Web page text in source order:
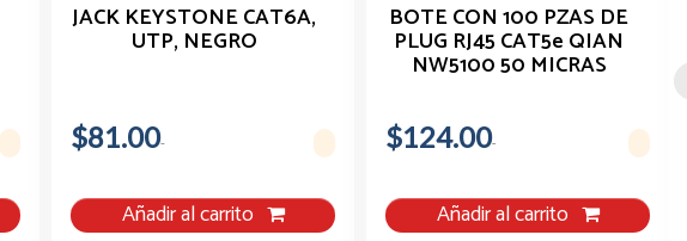
JACK KEYSTONE CAT6A,
UTP, NEGRO
$81.00
Añadir al carrito
BOTE CON 100 PZAS DE
PLUG RJ45 CAT5e QIAN
NW5100 50 MICRAS
$124.00
Añadir al carrito